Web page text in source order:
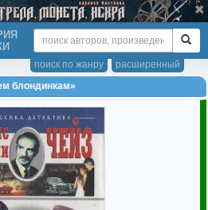
расширенный
поиск по жанру
блондинкам»